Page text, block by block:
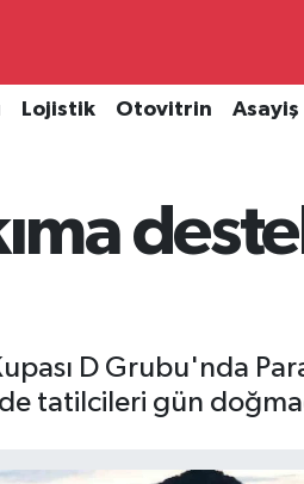
Lojistik Otovitrin Asayiş
D Grubu'nda
tatilcileri gün